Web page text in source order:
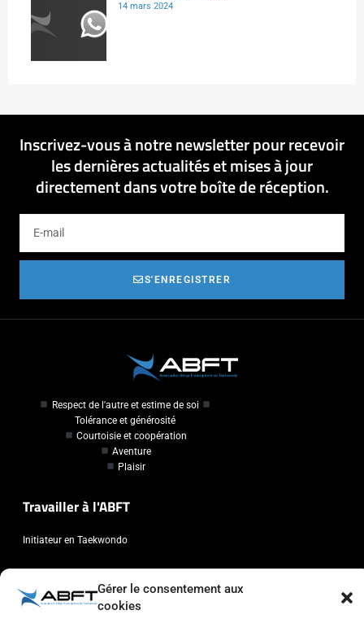
Gérer le consentement aux
cookies
14 mars 2024
Inscrivez-vous à notre newsletter pour recevoir
les dernières actualités et mises à jour
directement dans votre boîte de réception.
S'ENREGISTRER
Respect de l'autre et estime de soi
Tolérance et générosité
Courtoisie et coopération
Aventure
Plaisir
Travailler à l'ABFT
Initiateur en Taekwondo
Association Belge Francophone de Taekwondo